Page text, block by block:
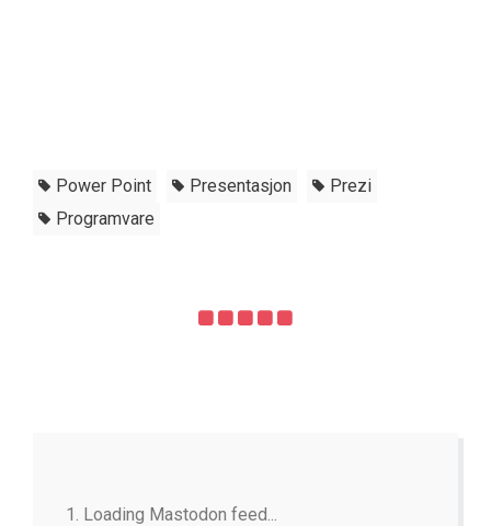
Power Point Presentasjon
Prezi
Programvare
Loading Mastodon feed...